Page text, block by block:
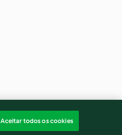
Aceitar todos os cookies